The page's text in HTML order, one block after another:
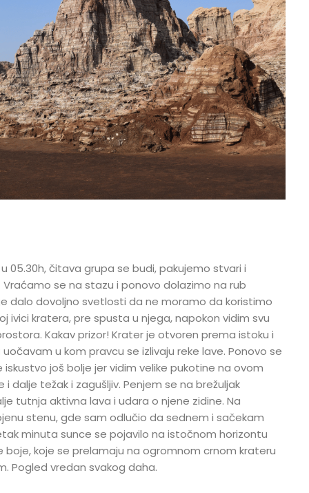
05.30h, čitava grupa se budi, pakujemo stvari i
se na stazu i ponovo dolazimo na rub
dalo dovoljno svetlosti da ne moramo da koristimo
ivici kratera, pre spusta u njega, napokon vidim svu
Kakav prizor! Krater je otvoren prema istoku i
u kom pravcu se izlivaju reke lave. Ponovo se
još bolje jer vidim velike pukotine na ovom
dalje težak i zagušljiv. Penjem se na brežuljak
tutnja aktivna lava i udara o njene zidine. Na
stenu, gde sam odlučio da sednem i sačekam
minuta sunce se pojavilo na istočnom horizontu
boje, koje se prelamaju na ogromnom crnom krateru
Pogled vredan svakog daha.